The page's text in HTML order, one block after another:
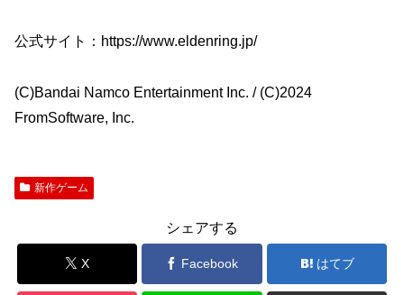
公式サイト：https://www.eldenring.jp/
(C)Bandai Namco Entertainment Inc. / (C)2024
FromSoftware, Inc.
新作ゲーム
シェアする
X Facebook はてブ